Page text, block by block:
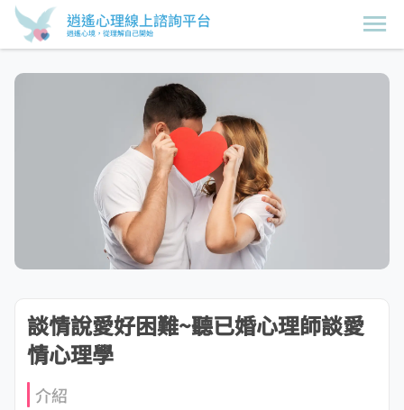
逍遙心理線上諮詢平台
逍遙心境，從理解自己開始
談情說愛好困難~聽已婚心理師談愛
情心理學
介紹